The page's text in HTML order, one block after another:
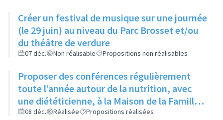
Créer un festival de musique sur une journée
(le 29 juin) au niveau du Parc Brosset et/ou
du théâtre de verdure
07 déc. Non réalisable Propositions non réalisables
Proposer des conférences régulièrement
toute l’année autour de la nutrition, avec
une diététicienne, à la Maison de la Famille
et de la Parentalité
08 déc. Réalisée Propositions réalisées